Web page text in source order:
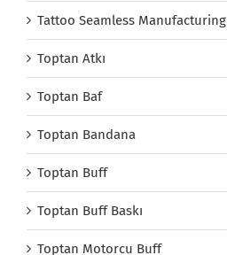
Tattoo Seamless Manufacturing
Toptan Atkı
Toptan Baf
Toptan Bandana
Toptan Buff
Toptan Buff Baskı
Toptan Motorcu Buff